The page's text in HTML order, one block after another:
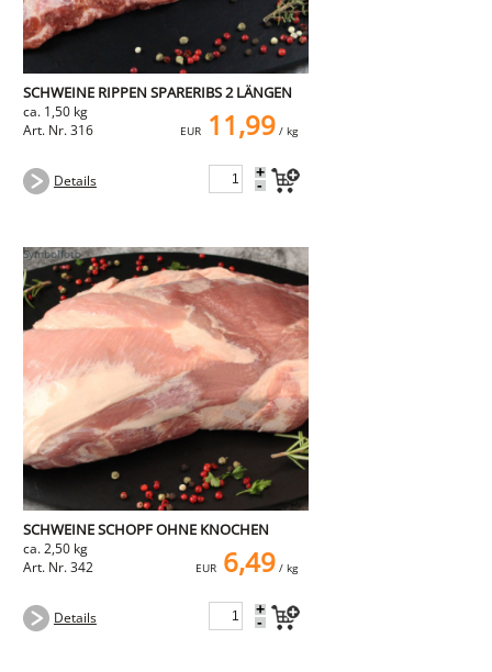
SCHWEINE RIPPEN SPARERIBS 2 LÄNGEN
ca. 1,50 kg
Art. Nr. 316
EUR 11,99/ kg
Details +
-
SCHWEINE SCHOPF OHNE KNOCHEN
ca. 2,50 kg
Art. Nr. 342
EUR 6,49/ kg
Details +
-